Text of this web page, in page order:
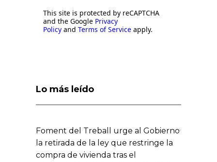
This site is protected by reCAPTCHA
and the Google Privacy
Policy and Terms of Service apply.
Lo más leído
Foment del Treball urge al Gobierno
la retirada de la ley que restringe la
compra de vivienda tras el